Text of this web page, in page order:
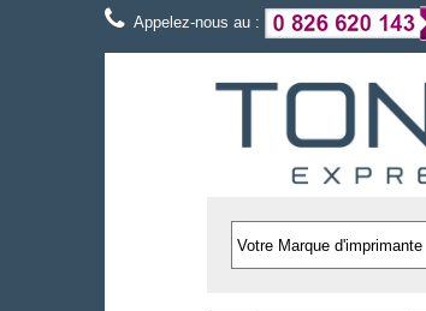
Appelez-nous au :